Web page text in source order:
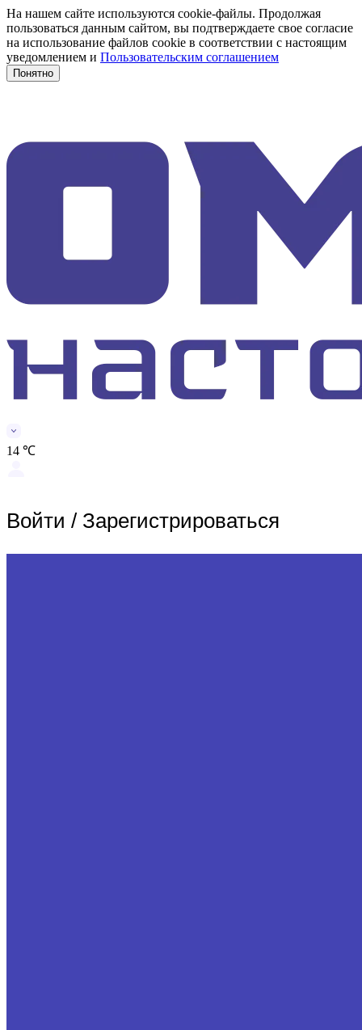
На нашем сайте используются cookie-файлы. Продолжая
пользоваться данным сайтом, вы подтверждаете свое согласие
на использование файлов cookie в соответствии с настоящим
уведомлением и Пользовательским соглашением
Понятно
14 ℃
Войти / Зарегистрироваться